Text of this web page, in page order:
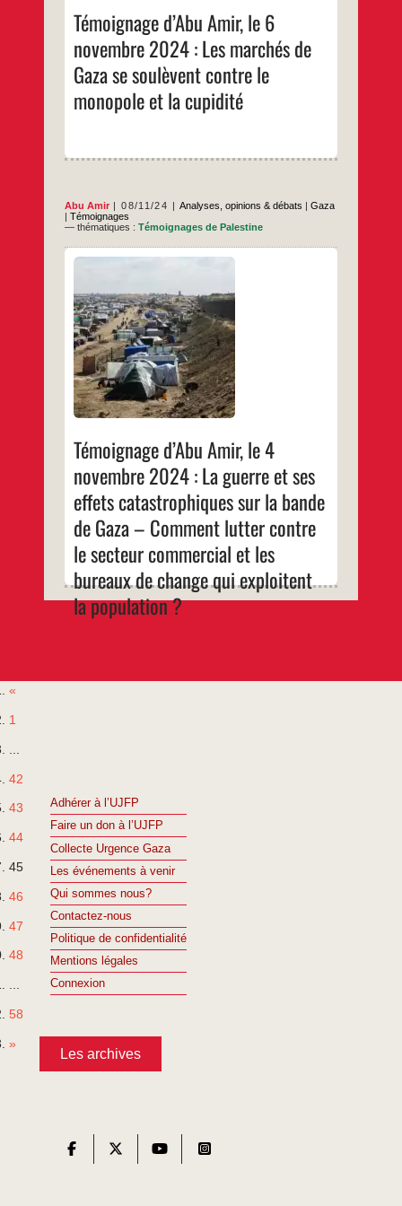
Témoignage d’Abu Amir, le 6
novembre 2024 : Les marchés de
Gaza se soulèvent contre le
monopole et la cupidité
2024
:
Les
marchés
de
Gaza
se
soulèvent
contre
la
Abu Amir 08/11/24 Analyses, opinions & débats |Gaza
|Témoignages
— thématiques :Témoignages de Palestine
Témoignage d’Abu Amir, le 4
novembre 2024 : La guerre et ses
effets catastrophiques sur la bande
de Gaza – Comment lutter contre
le secteur commercial et les
bureaux de change qui exploitent
la population ?
pires catastrophes humanitaires qu’elle ait
connues ces dernières années ; la guerre
en cours a eu de graves répercussions sur
la vie de la population, qui souffre
aujourd’hui de retombées complexes
menaçant la stabilité de sa vie et de ses
moyens de subsistance.
…
Témoignage
d’Abu
Amir,
le
4
2024
:
La
guerre
et
ses
effets
catastrophiques
sur
la
bande
de
Gaza
–
Comment
commercial
«
1
42
43
44
45
46
47
48
...
58
»
Adhérer à l’UJFP
Faire un don à l’UJFP
Collecte Urgence Gaza
Les événements à venir
Qui sommes nous?
Contactez-nous
Politique de confidentialité
Mentions légales
Connexion
Les archives